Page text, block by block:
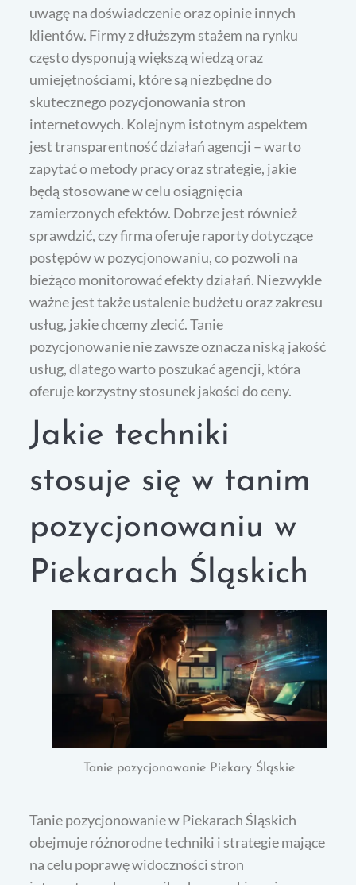
uwagę na doświadczenie oraz opinie innych
klientów. Firmy z dłuższym stażem na rynku
często dysponują większą wiedzą oraz
umiejętnościami, które są niezbędne do
skutecznego pozycjonowania stron
internetowych. Kolejnym istotnym aspektem
jest transparentność działań agencji – warto
zapytać o metody pracy oraz strategie, jakie
będą stosowane w celu osiągnięcia
zamierzonych efektów. Dobrze jest również
sprawdzić, czy firma oferuje raporty dotyczące
postępów w pozycjonowaniu, co pozwoli na
bieżąco monitorować efekty działań. Niezwykle
ważne jest także ustalenie budżetu oraz zakresu
usług, jakie chcemy zlecić. Tanie
pozycjonowanie nie zawsze oznacza niską jakość
usług, dlatego warto poszukać agencji, która
oferuje korzystny stosunek jakości do ceny.
Jakie techniki
stosuje się w tanim
pozycjonowaniu w
Piekarach Śląskich
Tanie pozycjonowanie Piekary Śląskie
Tanie pozycjonowanie w Piekarach Śląskich
obejmuje różnorodne techniki i strategie mające
na celu poprawę widoczności stron